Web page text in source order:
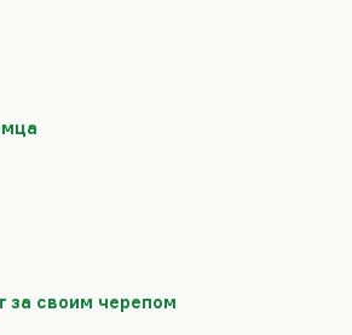
сплавленных без разбора в
есть культ прошлого). Там
но три вот эти
ли трех
чтобы судить о
нет. Эти тексты достаточны
вопрос, и он там
об антропологической
того, я бы сказал,…
за своим черепом